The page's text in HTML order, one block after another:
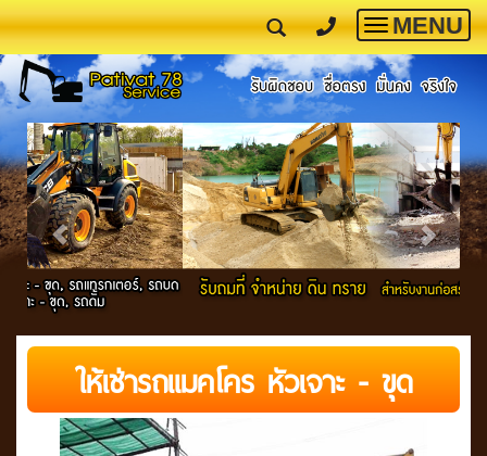
Toggle
MENU
ให้เช่ารถแมคโคร หัวเจาะ - ขุด